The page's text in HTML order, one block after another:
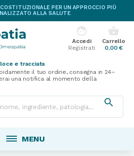
PER UN APPROCCIO PIÙ
ALLA SALUTE
shopping_basket
Carrello
0,00 €
face
Accedi
Registrati
e tracciata
il tuo ordine, consegna in 24–
una notifica al momento della

MENU